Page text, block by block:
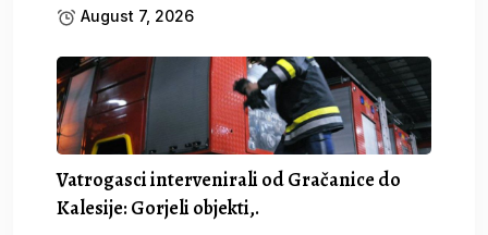
August 7, 2026
Vatrogasci intervenirali od Gračanice do
Kalesije: Gorjeli objekti,.